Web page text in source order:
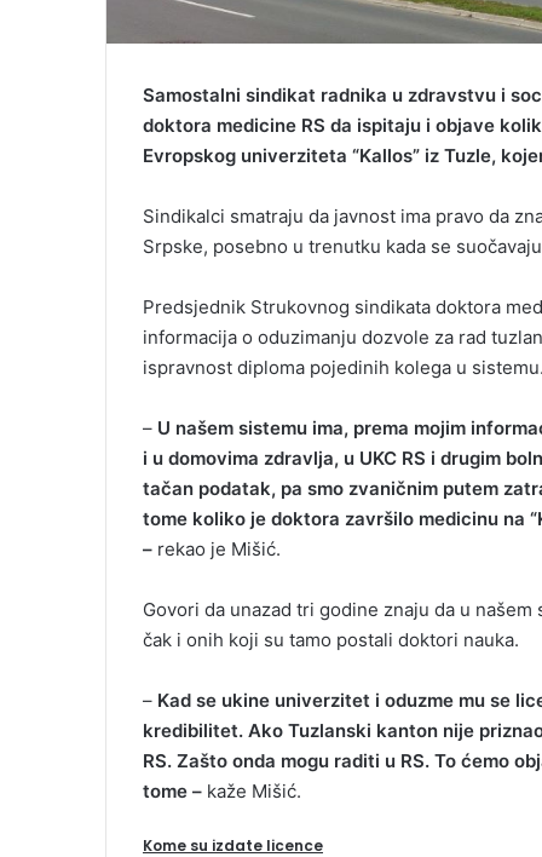
Samostalni sindikat radnika u zdravstvu i
doktora medicine RS da ispitaju i objave
Evropskog univerziteta “Kallos” iz Tuzle,
Sindikalci smatraju da javnost ima pravo da
Srpske, posebno u trenutku kada se
Predsjednik Strukovnog sindikata doktora
informacija o oduzimanju dozvole za rad
ispravnost diploma pojedinih kolega u
– U našem sistemu ima, prema mojim
i u domovima zdravlja, u UKC RS i drugim
tačan podatak, pa smo zvaničnim putem
tome koliko je doktora završilo medicinu na
– rekao je Mišić.
Govori da unazad tri godine znaju da u
čak i onih koji su tamo postali doktori nauka.
– Kad se ukine univerzitet i oduzme mu se
kredibilitet. Ako Tuzlanski kanton nije
RS. Zašto onda mogu raditi u RS. To ćemo
tome – kaže Mišić.
Kome su izdate licence